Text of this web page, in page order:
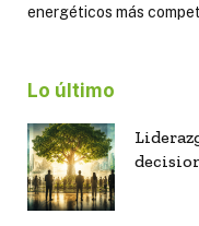
energéticos más
Lo último